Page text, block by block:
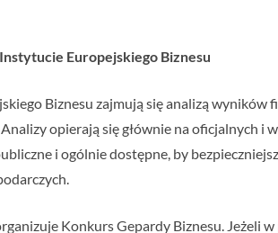
Europejskiego Biznesu
Biznesu zajmują się analizą
opierają się głównie na oficjalnych
i ogólnie dostępne, by
Konkurs Gepardy Biznesu. Jeżeli